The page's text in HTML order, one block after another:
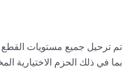
بما في ذلك الحزم الاختيارية